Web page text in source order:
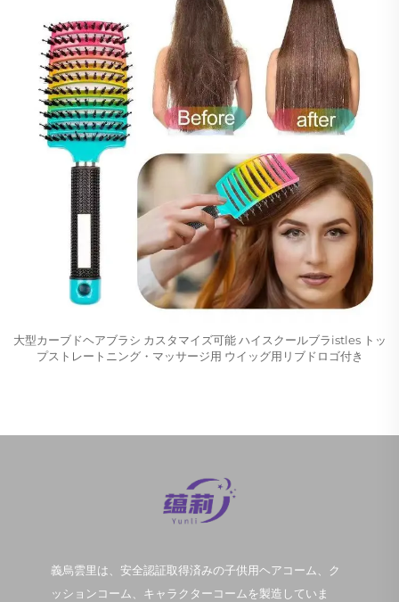
大型カーブドヘアブラシ カスタマイズ可能 ハイスクールブラistles トッ
プストレートニング・マッサージ用 ウイッグ用リブドロゴ付き
義烏雲里は、安全認証取得済みの子供用ヘアコーム、ク
ッションコーム、キャラクターコームを製造していま